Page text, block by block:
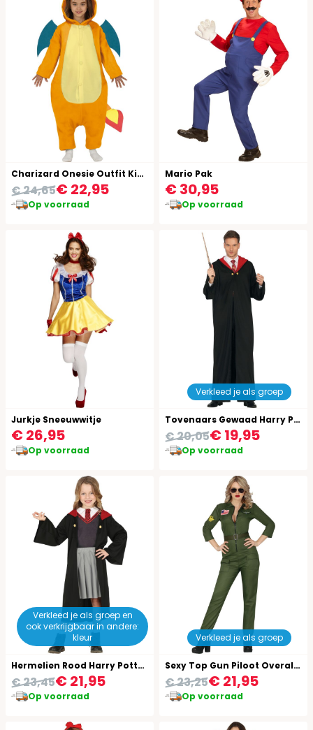
Charizard Onesie Outfit Kind
€ 22,95
€ 24,65
Op voorraad
Mario Pak
€ 30,95
Op voorraad
Jurkje Sneeuwwitje
€ 26,95
Op voorraad
Verkleed je als groep
Tovenaars Gewaad Harry Potter
€ 19,95
€ 20,05
Op voorraad
Verkleed je als groep en
ook verkrijgbaar in andere:
kleur
Hermelien Rood Harry Potter Outfit Meisjes
€ 21,95
€ 23,45
Op voorraad
Verkleed je als groep
Sexy Top Gun Piloot Overall Vrouwen
€ 21,95
€ 23,25
Op voorraad